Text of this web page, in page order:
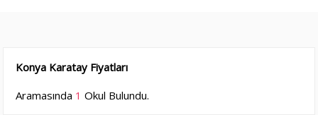
Konya Karatay Fiyatları
Aramasında 1 Okul Bulundu.